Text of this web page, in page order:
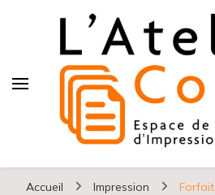
L atelier copie
Accueil Impression Forfait